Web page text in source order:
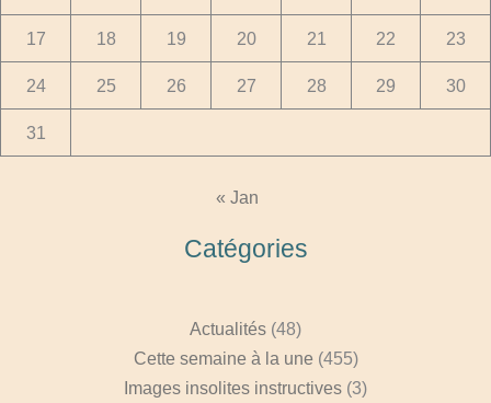
17 18 19 20 21 22 23
24 25 26 27 28 29 30
31
« Jan
Catégories
Actualités (48)
Cette semaine à la une (455)
Images insolites instructives (3)